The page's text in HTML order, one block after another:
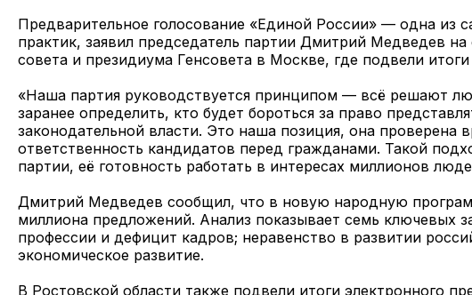
Предварительное голосование «Единой России» — одна из
практик, заявил председатель партии Дмитрий Медведев
совета и президиума Генсовета в Москве, где подвели
«Наша партия руководствуется принципом — всё решают
заранее определить, кто будет бороться за право
законодательной власти. Это наша позиция, она проверена
ответственность кандидатов перед гражданами. Такой
партии, её готовность работать в интересах миллионов
Дмитрий Медведев сообщил, что в новую народную
миллиона предложений. Анализ показывает семь ключевых
профессии и дефицит кадров; неравенство в развитии
экономическое развитие.
В Ростовской области также подвели итоги электронного